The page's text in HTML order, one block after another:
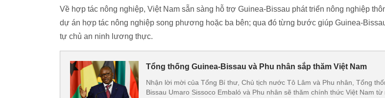
Về hợp tác nông nghiệp, Việt Nam sẵn sàng hỗ trợ Guinea-Bissau phát triển nông nghiệp
dự án hợp tác nông nghiệp song phương hoặc ba bên; qua đó từng bước giúp Guinea-
tự chủ an ninh lương thực.
Tổng thống Guinea-Bissau và Phu nhân sắp thăm Việt Nam
Nhận lời mời của Tổng Bí thư, Chủ tịch nước Tô Lâm và Phu nhân, Tổng
Bissau Umaro Sissoco Embaló và Phu nhân sẽ thăm chính thức Việt Nam từ